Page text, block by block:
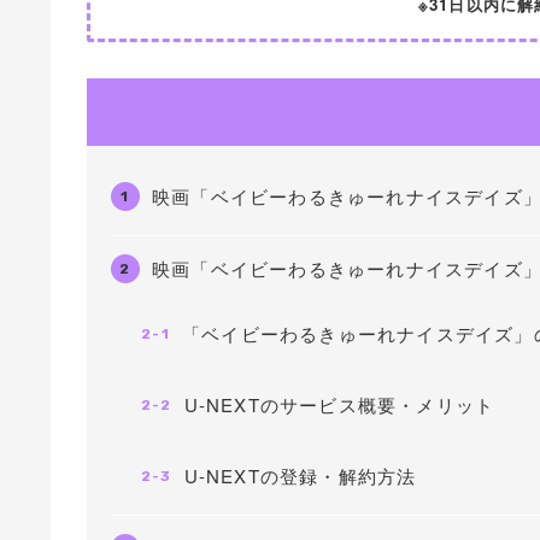
1 映画「ベイビーわるきゅーれナイスデイズ
2 映画「ベイビーわるきゅーれナイスデイズ
2-1 「ベイビーわるきゅーれナイスデイズ
2-2 U-NEXTのサービス概要・メリット
2-3 U-NEXTの登録・解約方法